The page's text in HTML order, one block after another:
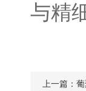
与精
上一篇：